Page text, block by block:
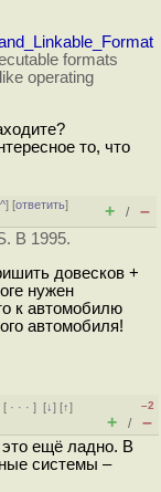
formats
operating
то, что
] [ответить]
+ / –
В 1995.
довесков +
нужен
к автомобилю
автомобиля!
[ · · ·][↓] [↑]
–2
+ / –
это ещё ладно. В
системы –